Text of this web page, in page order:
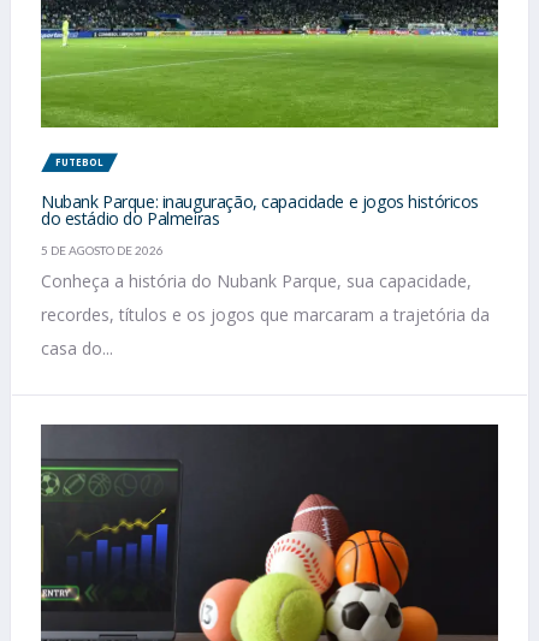
FUTEBOL
Nubank Parque: inauguração, capacidade e jogos históricos
do estádio do Palmeiras
5 DE AGOSTO DE 2026
Conheça a história do Nubank Parque, sua capacidade,
recordes, títulos e os jogos que marcaram a trajetória da
casa do...